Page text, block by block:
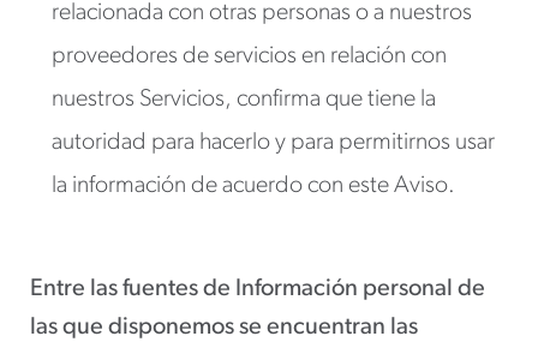
relacionada con otras personas o a nuestros
proveedores de servicios en relación con
nuestros Servicios, confirma que tiene la
autoridad para hacerlo y para permitirnos usar
la información de acuerdo con este Aviso.
Entre las fuentes de Información personal de
las que disponemos se encuentran las